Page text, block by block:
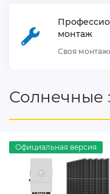
монтаж
Своя
Солнечные
Официальная версия